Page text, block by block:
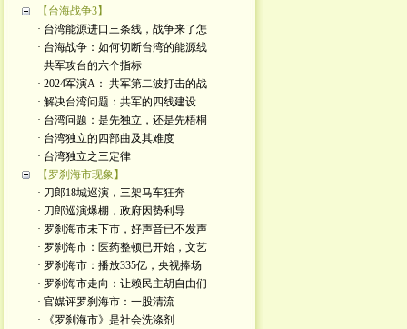
【台海战争3】
· 台湾能源进口三条线，战争来了怎
· 台海战争：如何切断台湾的能源线
· 共军攻台的六个指标
· 2024军演A： 共军第二波打击的战
· 解决台湾问题：共军的四线建设
· 台湾问题：是先独立，还是先梧桐
· 台湾独立的四部曲及其难度
· 台湾独立之三定律
【罗刹海市现象】
· 刀郎18城巡演，三架马车狂奔
· 刀郎巡演爆棚，政府因势利导
· 罗刹海市未下市，好声音已不发声
· 罗刹海市：医药整顿已开始，文艺
· 罗刹海市：播放335亿，央视捧场
· 罗刹海市走向：让赖民主胡自由们
· 官媒评罗刹海市：一股清流
· 《罗刹海市》是社会洗涤剂